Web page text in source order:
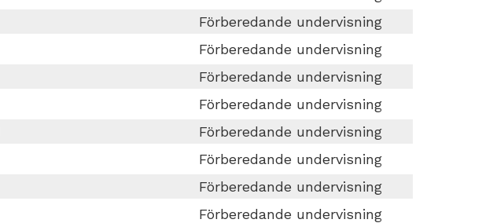
Förberedande undervisning
Förberedande undervisning
Förberedande undervisning
Förberedande undervisning
Förberedande undervisning
Förberedande undervisning
Förberedande undervisning
Förberedande undervisning